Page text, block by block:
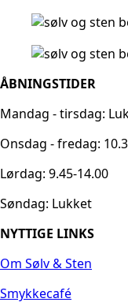
ÅBNINGSTIDER
Mandag - tirsdag:
Onsdag - fredag:
Lørdag: 9.45-14.00
Søndag: Lukket
NYTTIGE LINKS
Om Sølv & Sten
Smykkecafé